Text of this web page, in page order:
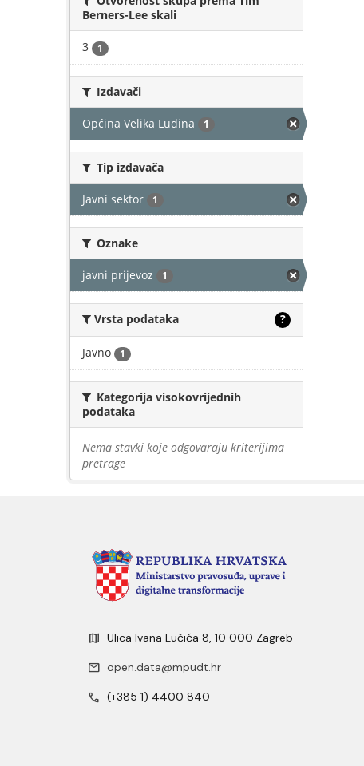
Berners-Lee skali
3 1
Izdavači
Općina Velika Ludina 1
Tip izdavača
Javni sektor 1
Oznake
javni prijevoz 1
Vrsta podataka ?
Javno 1
Kategorija visokovrijednih
podataka
Nema stavki koje odgovaraju kriterijima
pretrage